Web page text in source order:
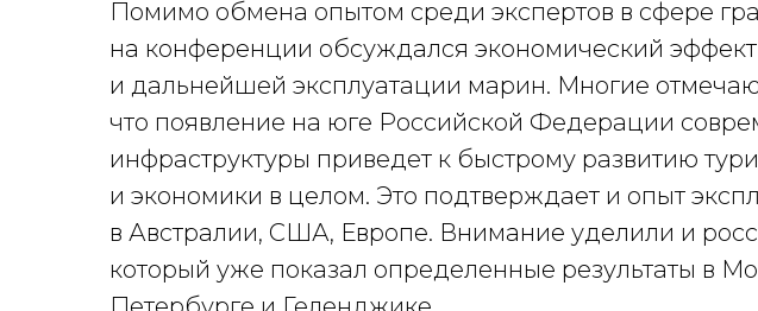
Помимо обмена опытом среди экспертов в сфере
на конференции обсуждался экономический эффект
и дальнейшей эксплуатации марин. Многие
что появление на юге Российской Федерации
инфраструктуры приведет к быстрому развитию
и экономики в целом. Это подтверждает и опыт
в Австралии, США, Европе. Внимание уделили и
который уже показал определенные результаты в